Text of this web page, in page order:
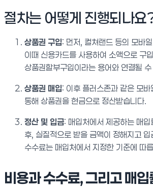
절차는 어떻게 진행되나요
상품권 구입: 먼저, 컬쳐랜드 등의 모바
이때 신용카드를 사용하여 소액으로 구
상품권할부구입이라는 용어와 연결될
상품권 매입: 이후 플러스존과 같은 모
통해 상품권을 현금으로 정산받습니다.
정산 및 입금: 매입처에서 제공하는 매
후, 실질적으로 받을 금액이 정해지고
수수료는 매입처에서 지정한 기준에 따
비용과 수수료, 그리고 매입